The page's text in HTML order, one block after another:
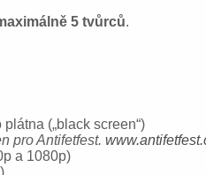
ě 5 tvůrců.
(„black screen“)
pro Antifetfest.
a 1080p)